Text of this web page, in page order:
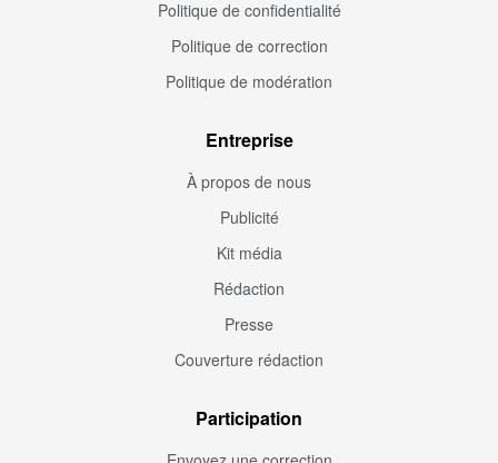
Politique de confidentialité
Politique de correction
Politique de modération
Entreprise
À propos de nous
Publicité
Kit média
Rédaction
Presse
Couverture rédaction
Participation